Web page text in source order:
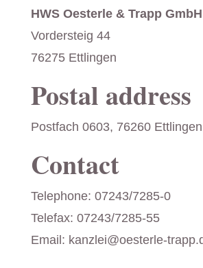
HWS Oesterle & Trapp
Vordersteig 44
76275 Ettlingen
Postal address
Postfach 0603, 76260 Ettlingen
Contact
Telephone: 07243/7285-0
Telefax: 07243/7285-55
Email: kanzlei@oesterle-